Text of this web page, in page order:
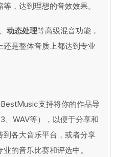
，达到理想的音效效果。
动态处理等高级混音功能，
是整体音质上都达到专业
支持将你的作品导
、WAV等），以便于分享和
到各大音乐平台，或者分享
的音乐比赛和评选中。